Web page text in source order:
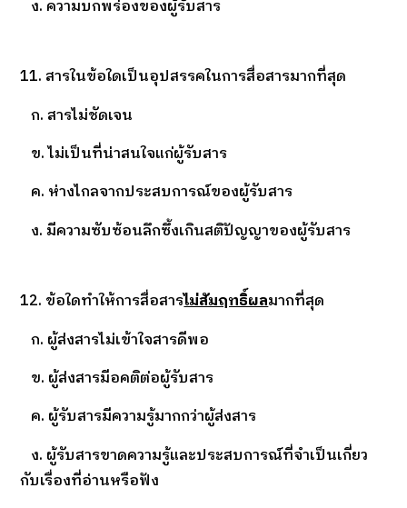
ง. ความบกพร่องของผู้รับสาร
11. สารในข้อใดเป็นอุปสรรคในการสื่อสารมากที่สุด
ก. สารไม่ชัดเจน
ข. ไม่เป็นที่น่าสนใจแก่ผู้รับสาร
ค. ห่างไกลจากประสบการณ์ของผู้รับสาร
ง. มีความซับซ้อนลึกซึ้งเกินสติปัญญาของผู้รับสาร
12. ข้อใดทำให้การสื่อสารไม่สัมฤทธิ์ผลมากที่สุด
ก. ผู้ส่งสารไม่เข้าใจสารดีพอ
ข. ผู้ส่งสารมีอคติต่อผู้รับสาร
ค. ผู้รับสารมีความรู้มากกว่าผู้ส่งสาร
ง. ผู้รับสารขาดความรู้และประสบการณ์ที่จำเป็นเกี่ยว
กับเรื่องที่อ่านหรือฟัง